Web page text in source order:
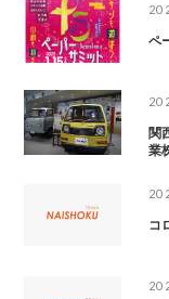
ペ
関
業
コ